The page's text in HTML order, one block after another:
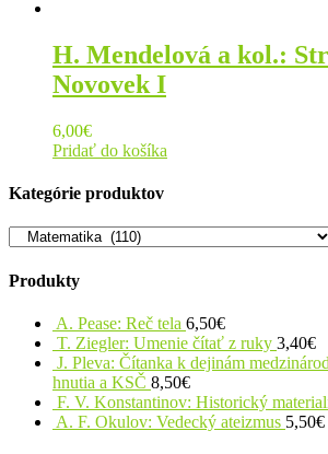
H. Mendelová a kol.:
Novovek I
6,00€
Pridať do košíka
Kategórie produktov
Produkty
A. Pease: Reč tela 6,50€
T. Ziegler: Umenie čítať z ruky 3,40€
J. Pleva: Čítanka k dejinám
hnutia a KSČ 8,50€
F. V. Konstantinov: Historický
A. F. Okulov: Vedecký ateizmus 5,50€